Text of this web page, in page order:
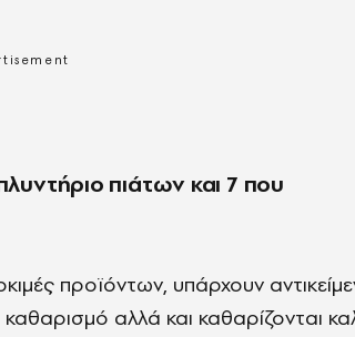
πιάτων και 7 που
προϊόντων, υπάρχουν
αλλά και καθαρίζονται